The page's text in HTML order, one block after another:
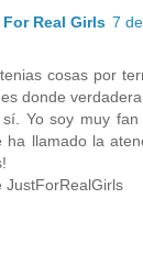
Real Girls 7
cosas por
donde
Yo soy muy
ha llamado la
JustForRealGirls